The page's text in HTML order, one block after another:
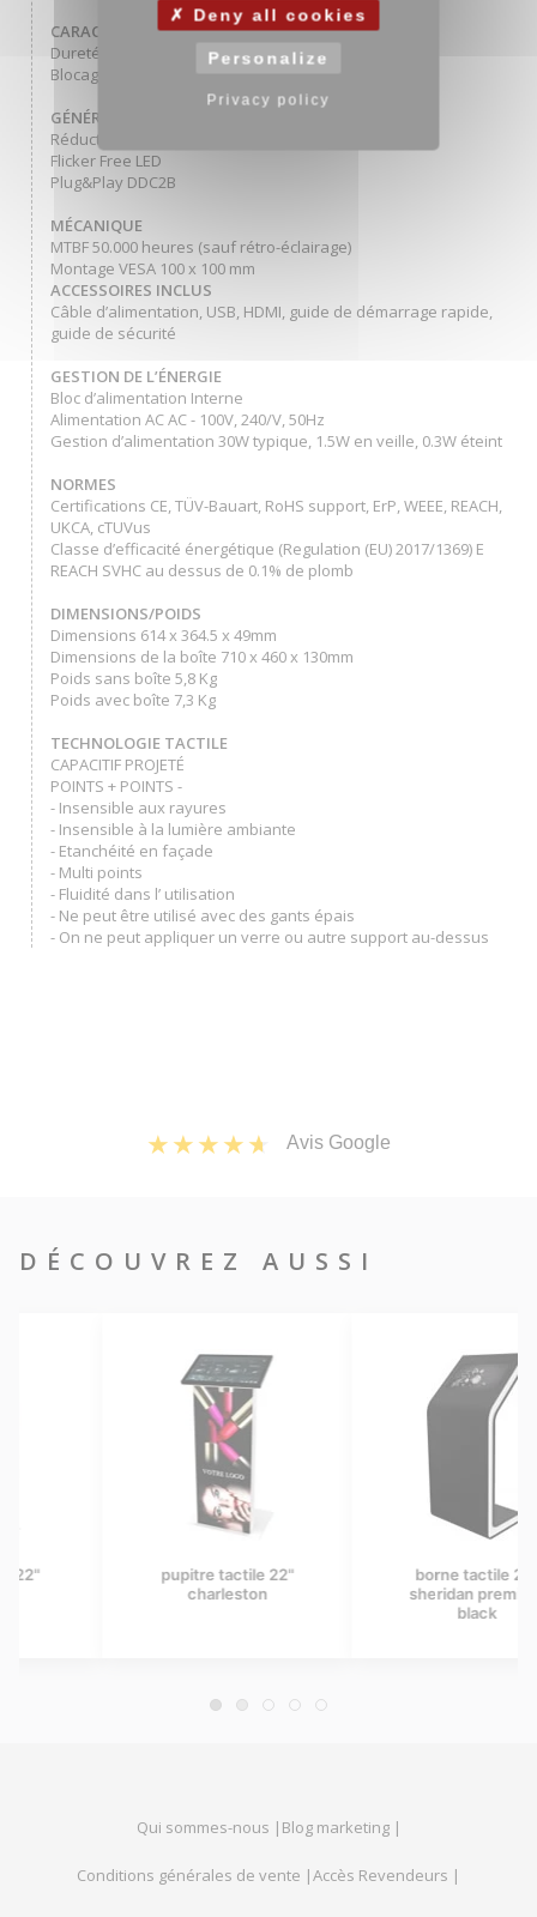
CARACTÉRISTIQUES
Dureté du verre 7H
Blocage OSD
GÉNÉRAL
Réducteur de lumière bleue
Flicker Free LED
Plug&Play DDC2B
MÉCANIQUE
MTBF 50.000 heures (sauf rétro-éclairage)
Montage VESA 100 x 100 mm
ACCESSOIRES INCLUS
Câble d’alimentation, USB, HDMI, guide de démarrage rapide,
guide de sécurité
GESTION DE L’ÉNERGIE
Bloc d’alimentation Interne
Alimentation AC AC - 100V, 240/V, 50Hz
Gestion d’alimentation 30W typique, 1.5W en veille, 0.3W éteint
NORMES
Certifications CE, TÜV-Bauart, RoHS support, ErP, WEEE, REACH,
UKCA, cTUVus
Classe d’efficacité énergétique (Regulation (EU) 2017/1369) E
REACH SVHC au dessus de 0.1% de plomb
DIMENSIONS/POIDS
Dimensions 614 x 364.5 x 49mm
Dimensions de la boîte 710 x 460 x 130mm
Poids sans boîte 5,8 Kg
Poids avec boîte 7,3 Kg
TECHNOLOGIE TACTILE
CAPACITIF PROJETÉ
POINTS + POINTS -
- Insensible aux rayures
- Insensible à la lumière ambiante
- Etanchéité en façade
- Multi points
- Fluidité dans l’ utilisation
- Ne peut être utilisé avec des gants épais
- On ne peut appliquer un verre ou autre support au-dessus
Avis Google
DÉCOUVREZ AUSSI
22"
borne tactile 22"
sheridan premium
pupitre tactile
cornelius
Qui sommes-nous | Blog marketing |
Conditions générales de vente |Accès Revendeurs |
Deny all cookies
Personalize
Privacy policy